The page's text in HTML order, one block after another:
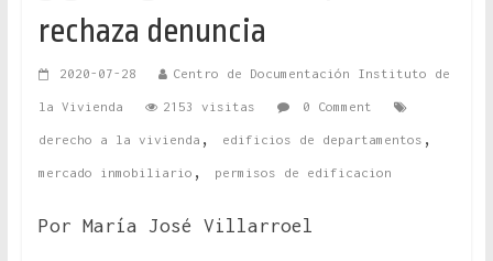
rechaza denuncia
2020-07-28 Centro de Documentación Instituto de
la Vivienda 2153 visitas 0 Comment
derecho a la vivienda , edificios de departamentos ,
mercado inmobiliario , permisos de edificacion
Por María José Villarroel